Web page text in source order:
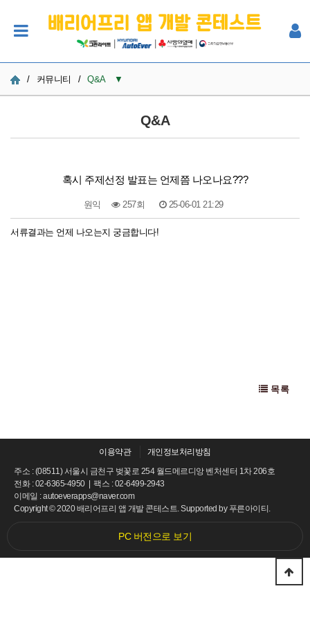
| | |
/ 커뮤니티 / Q&A ▼
사진
Q&A
혹시 주제선정 발표는 언제쯤 나오나요???
원익 257회 25-06-01 21:29
본문
서류결과는 언제 나오는지 궁금합니다!
목록
이용약관
개인정보처리방침
주소 : (08511) 서울시 금천구 벚꽃로 254 월드메르디앙 벤처센터 1차 206호
전화 : 02-6365-4950 | 팩스 : 02-6499-2943
이메일 : autoeverapps@naver.com
Copyright © 2020 배리어프리 앱 개발 콘테스트. Supported by 푸른아이티.
PC 버전으로 보기